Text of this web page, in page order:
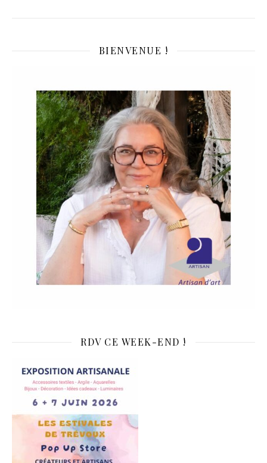
BIENVENUE !
RDV CE WEEK-END !